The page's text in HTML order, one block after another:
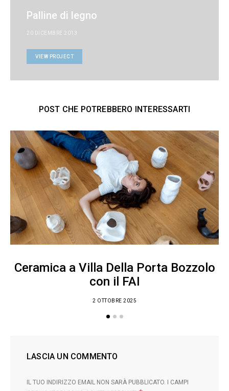
Palline di legno
20 DICEMBRE 2013
VIEW PROJECT
POST CHE POTREBBERO INTERESSARTI
Ceramica a Villa Della Porta Bozzolo
con il FAI
2 OTTOBRE 2025
LASCIA UN COMMENTO
IL TUO INDIRIZZO EMAIL NON SARÀ PUBBLICATO.
I CAMPI